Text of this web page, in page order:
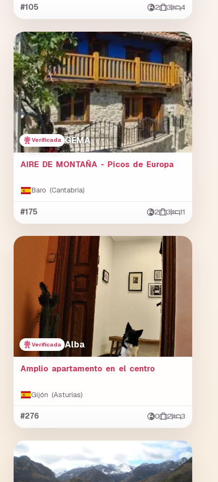
#105 2 3 4
Verificada GEMA
AIRE DE MONTAÑA - Picos de Europa
Baro (Cantabria)
#175 2 3 11
Verificada Alba
Amplio apartamento en el centro
Gijón (Asturias)
#276 0 2 3